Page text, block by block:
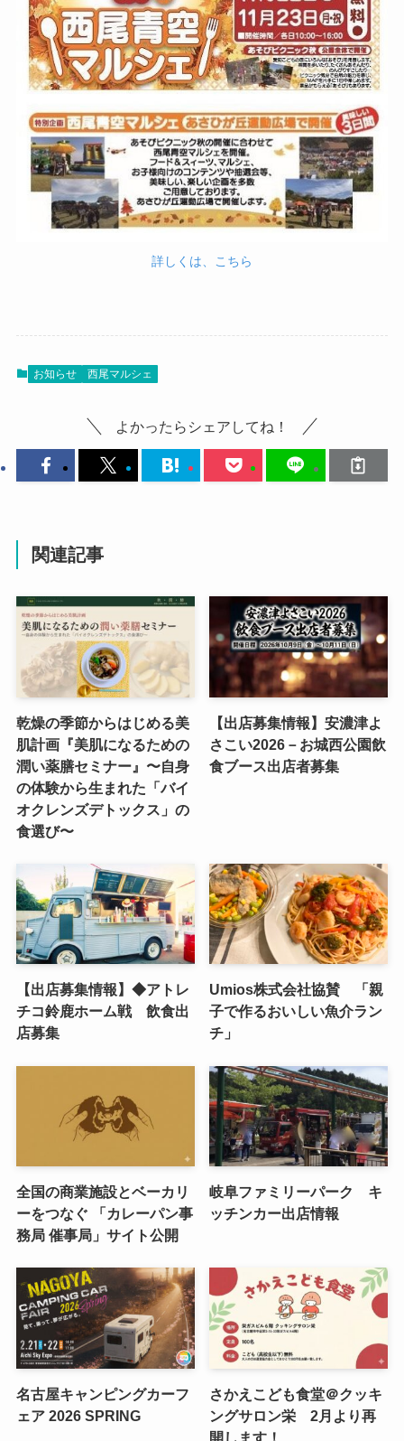
詳しくは、こちら
お知らせ 西尾マルシェ
よかったらシェアしてね！
関連記事
乾燥の季節からはじめる美
肌計画『美肌になるための
潤い薬膳セミナー』〜自身
の体験から生まれた「バイ
オクレンズデトックス」の
食選び〜
【出店募集情報】安濃津よ
さこい2026－お城西公園飲
食ブース出店者募集
【出店募集情報】◆アトレ
チコ鈴鹿ホーム戦 飲食出
店募集
Umios株式会社協賛 「親
子で作るおいしい魚介ラン
チ」
全国の商業施設とベーカリ
ーをつなぐ 「カレーパン事
務局 催事局」サイト公開
岐阜ファミリーパーク キ
ッチンカー出店情報
名古屋キャンピングカーフ
ェア 2026 SPRING
さかえこども食堂＠クッキ
ングサロン栄 2月より再
開します！